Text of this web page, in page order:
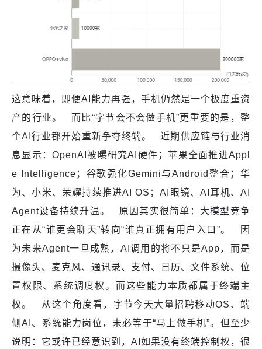
这意味着，即便AI能力再强，手机仍然是一个极度重资
产的行业。 而比“字节会不会做手机”更重要的是，整
个AI行业都开始重新争夺终端。 近期供应链与行业消
息显示：OpenAI被曝研究AI硬件；苹果全面推进Appl
e Intelligence；谷歌强化Gemini与Android整合；华
为、小米、荣耀持续推进AI OS；AI眼镜、AI耳机、AI
Agent设备持续升温。 原因其实很简单：大模型竞争
正在从“谁更会聊天”转向“谁真正拥有用户入口”。 因
为未来Agent一旦成熟，AI调用的将不只是App，而是
摄像头、麦克风、通讯录、支付、日历、文件系统、位
置权限、系统调度权。而这些能力本质都属于终端主
权。 从这个角度看，字节今天大量招聘移动OS、端
侧AI、系统能力岗位，未必等于“马上做手机”。但至少
说明：它或许已经意识到，AI如果没有终端控制权，很